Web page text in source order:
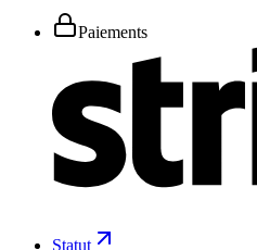
Paiements
Statut